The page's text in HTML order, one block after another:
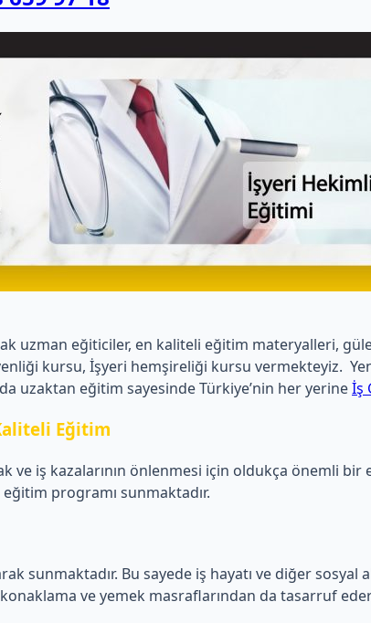
uzman eğiticiler, en kaliteli eğitim materyalleri,
kursu, İşyeri hemşireliği kursu vermekteyiz.
uzaktan eğitim sayesinde Türkiye’nin her yerineİş
Eğitim
ve iş kazalarının önlenmesi için oldukça önemli
programı sunmaktadır.
sunmaktadır. Bu sayede iş hayatı ve diğer
ve yemek masraflarından da tasarruf